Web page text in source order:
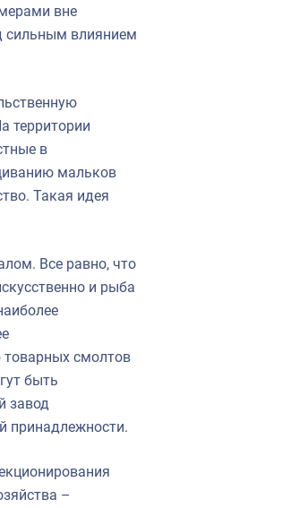
вне
сильным влиянием
территории
в
мальков
Такая идея
Все равно, что
и рыба
смолтов
быть
завод
принадлежности.
–